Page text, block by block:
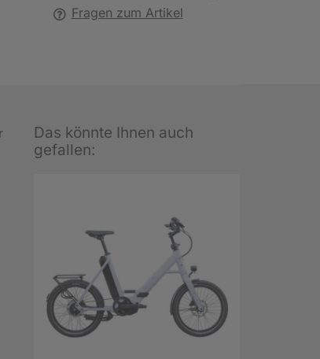
Fragen zum Artikel
Das könnte Ihnen auch
gefallen: